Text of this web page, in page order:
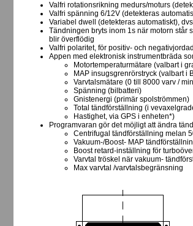
Valfri rotationsrikning medurs/moturs
Valfri spänning 6/12V (detekteras
Variabel dwell (detekteras automatiskt),
Tändningen bryts inom 1s när motorn står
blir överflödig
Valfri polaritet, för positiv- och
Appen med elektronisk instrumentbräda
Motortemperaturmätare (valbart i
MAP insugsgrenrörstryck (valbart i
Varvtalsmätare (0 till 8000 varv /
Spänning (bilbatteri)
Gnistenergi (primär spolströmmen)
Total tändförställning (i
Hastighet, via GPS i enheten*)
Programvaran gör det möjligt att ändra
Centrifugal tändförställning melan
Vakuum-/Boost- MAP
Boost retard-inställning för
Varvtal tröskel när vakuum-
Max varvtal /varvtalsbegränsning